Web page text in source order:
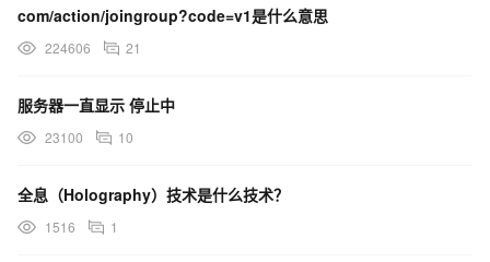
com/action/joingroup?code=v1是什么意思
224606 21
服务器一直显示 停止中
23100 10
全息（Holography）技术是什么技术？
1516 1